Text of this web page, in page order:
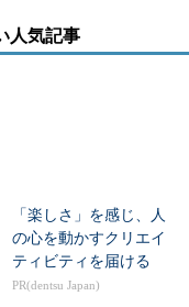
人気記事
「楽しさ」を感じ、人
の心を動かすクリエイ
ティビティを届ける
PR(dentsu Japan)